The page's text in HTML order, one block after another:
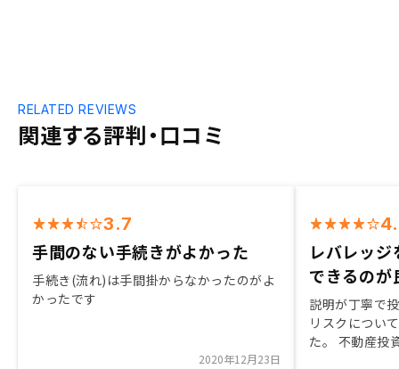
関連する評判・口コミ
RELATED REVIEWS
3.7
手間のない手続きがよかった
手続き(流れ)は手間掛からなかったのがよ
かったです
2020年12月23日
レバレッ
できるのが
説明が丁寧で
リスクについ
た。 不動産投